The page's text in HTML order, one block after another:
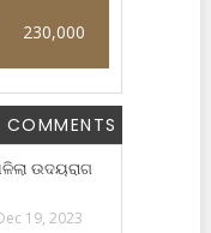
230,000
COMMENTS
ଉଦୟରାଗ
19, 2023